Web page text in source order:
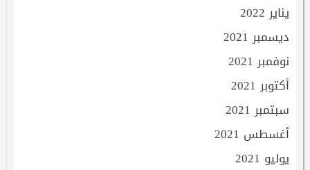
يناير 2022
ديسمبر 2021
نوفمبر 2021
أكتوبر 2021
سبتمبر 2021
أغسطس 2021
يوليو 2021